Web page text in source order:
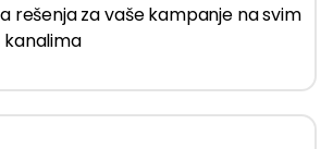
rešenja za vaše kampanje na svim